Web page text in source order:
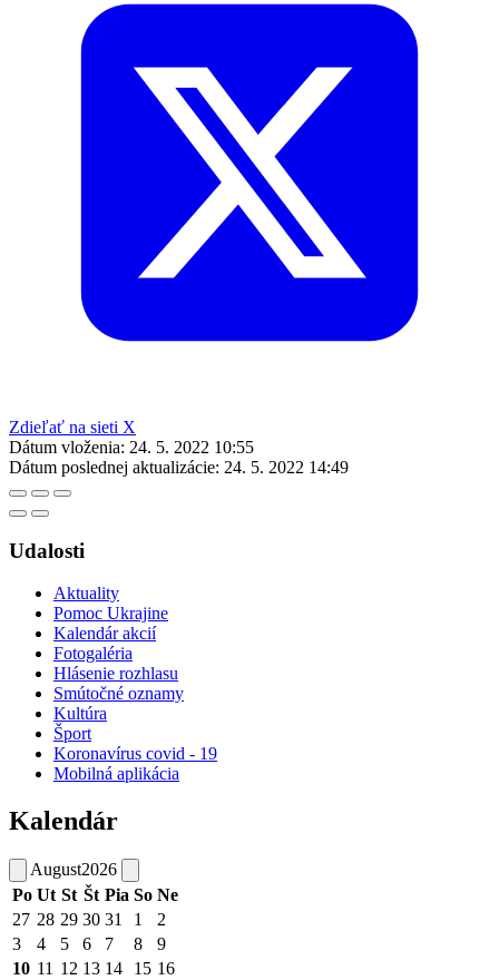
Zdieľať na sieti X
Dátum vloženia: 24. 5. 2022 10:55
Dátum poslednej aktualizácie: 24. 5. 2022 14:49
Udalosti
Aktuality
Pomoc Ukrajine
Kalendár akcií
Fotogaléria
Hlásenie rozhlasu
Smútočné oznamy
Kultúra
Šport
Koronavírus covid - 19
Mobilná aplikácia
Kalendár
August2026
Po Ut St Št Pia So Ne
27 28 29 30 31 1
2
3
4 5 6 7 8
9
10 11 12 13 14 15 16